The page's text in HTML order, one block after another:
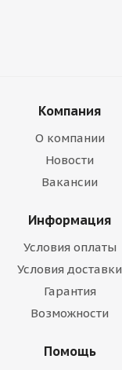
Компания
О компании
Новости
Вакансии
Информация
Условия оплаты
Условия доставки
Гарантия
Возможности
Помощь